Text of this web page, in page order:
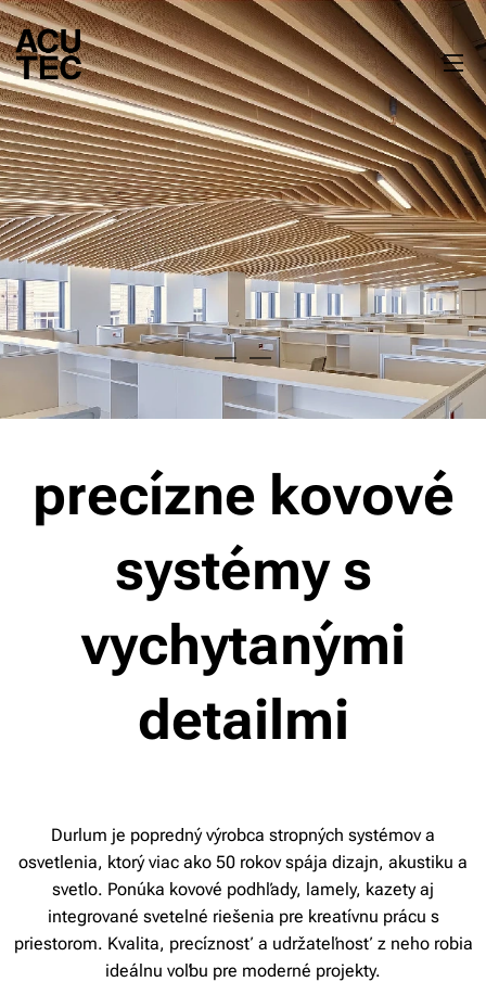
precízne kovové
systémy s
vychytanými
detailmi
Durlum je popredný výrobca stropných systémov a
osvetlenia, ktorý viac ako 50 rokov spája dizajn, akustiku a
svetlo. Ponúka kovové podhľady, lamely, kazety aj
integrované svetelné riešenia pre kreatívnu prácu s
priestorom. Kvalita, precíznosť a udržateľnosť z neho robia
ideálnu voľbu pre moderné projekty.